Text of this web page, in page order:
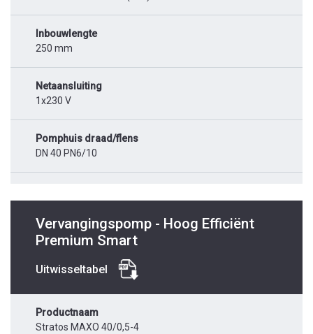
Inbouwlengte
250 mm
Netaansluiting
1x230 V
Pomphuis draad/flens
DN 40 PN6/10
Vervangingspomp - Hoog Efficiënt
Premium Smart
Uitwisseltabel
Productnaam
Stratos MAXO 40/0,5-4